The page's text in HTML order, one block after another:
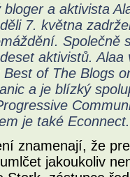
a aktivista
7. května
Společně
aktivistů. Alaa
of The Blogs
a je blízký
je také Econnect.
znamenají, že
jakoukoliv